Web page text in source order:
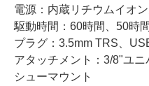
電源：内蔵リチウムイオ
駆動時間：60時間、50時
プラグ：3.5mm TRS、
アタッチメント：3/8"ユ
シューマウント